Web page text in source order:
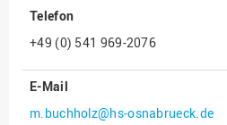
Hochschulleitung
Hochschulplanung/-
Innenrevision
Institut für Musik
Telefon
+49 (0) 541 969-2076
E-Mail
m.buchholz@hs-osnabrueck.de